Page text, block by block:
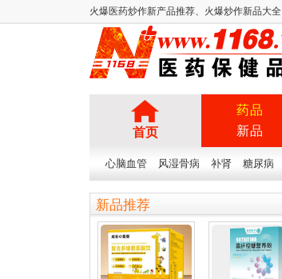
火爆医药炒作新产品推荐、火爆炒作新品大全
首页
药品
新品
心脑血管 风湿骨病 补肾 糖尿病
新品推荐